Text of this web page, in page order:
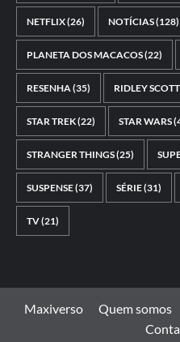
NETFLIX(26) NOTÍCIAS(128)
PLANETA DOS MACACOS(22)
RESENHA(35) RIDLEY SCOTT
STAR TREK(22) STAR WARS
STRANGER THINGS(25)
SUSPENSE(37) SÉRIE(31)
TV(21)
Maxiverso Quem somos